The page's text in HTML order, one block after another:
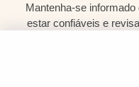
Mantenha-se
estar confiáveis e